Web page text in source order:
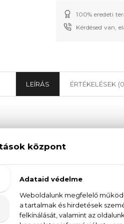
100% eredeti
Kérdésed van,
LEÍRÁS ÉRTÉKELÉSEK
Parfum Intense illata
hétköznapokban is. Az
pacsuli esszencia
a
a hölgyeknek, akik